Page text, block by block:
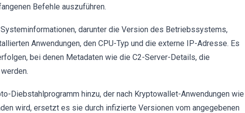
Befehle auszuführen.
darunter die Version des Betriebssystems,
Anwendungen, den CPU-Typ und die externe IP-Adresse. Es
bei denen Metadaten wie die C2-Server-Details, die
Diebstahlprogramm hinzu, der nach Kryptowallet-Anwendungen wie
wird, ersetzt es sie durch infizierte Versionen vom angegebenen